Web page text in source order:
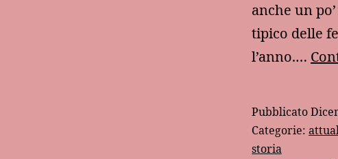
anche un
tipico delle
l’anno.…
Pubblicato
Categorie:
storia